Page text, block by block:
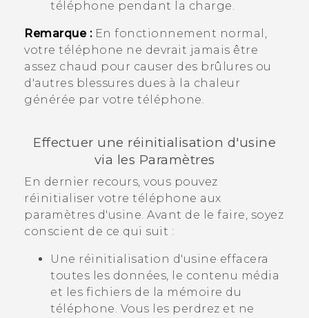
téléphone pendant la charge.
Remarque :En fonctionnement normal,
votre téléphone ne devrait jamais être
assez chaud pour causer des brûlures ou
d'autres blessures dues à la chaleur
générée par votre téléphone.
Effectuer une réinitialisation d'usine
via les Paramètres
En dernier recours, vous pouvez
réinitialiser votre téléphone aux
paramètres d'usine. Avant de le faire, soyez
conscient de ce qui suit :
Une réinitialisation d'usine effacera
toutes les données, le contenu média
et les fichiers de la mémoire du
téléphone. Vous les perdrez et ne